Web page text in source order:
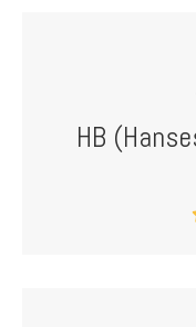
HB